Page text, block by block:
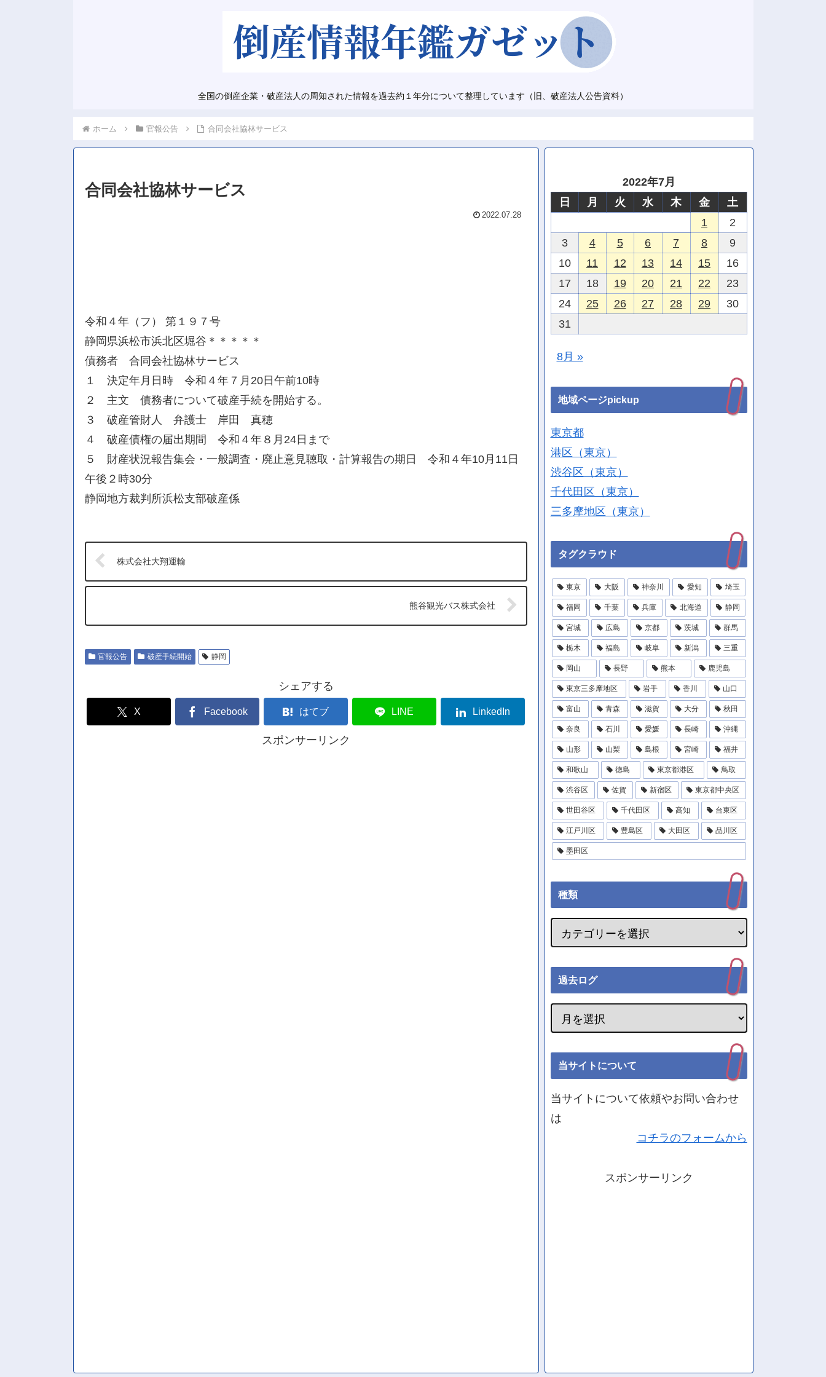
全国の倒産企業・破産法人の周知された情報を過去約１年分について整理しています（旧、破産法人公告資料）
ホーム 官報公告 合同会社協林サービス
合同会社協林サービス
2022.07.28
令和４年（フ） 第１９７号
静岡県浜松市浜北区堀谷＊＊＊＊＊
債務者 合同会社協林サービス
１ 決定年月日時 令和４年７月20日午前10時
２ 主文 債務者について破産手続を開始する。
３ 破産管財人 弁護士 岸田 真穂
４ 破産債権の届出期間 令和４年８月24日まで
５ 財産状況報告集会・一般調査・廃止意見聴取・計算報告の期日 令和４年10月11日
午後２時30分
静岡地方裁判所浜松支部破産係
株式会社大翔運輸
熊谷観光バス株式会社
官報公告 破産手続開始 静岡
シェアする
X Facebook はてブ LINE LinkedIn
スポンサーリンク
2022年7月
日
月 火 水 木 金
土
1
2
3
4 5 6 7 8
9
10
11 12 13 14 15
16
17
18 19 20 21 22
23
24
25 26 27 28 29
30
31
8月 »
地域ページpickup
東京都
港区（東京）
渋谷区（東京）
千代田区（東京）
三多摩地区（東京）
タグクラウド
東京 大阪 神奈川 愛知 埼玉
福岡 千葉 兵庫 北海道 静岡
宮城 広島 京都 茨城 群馬
栃木 福島 岐阜 新潟 三重
岡山 長野 熊本 鹿児島
東京三多摩地区 岩手 香川 山口
富山 青森 滋賀 大分 秋田
奈良 石川 愛媛 長崎 沖縄
山形 山梨 島根 宮崎 福井
和歌山 徳島 東京都港区 鳥取
渋谷区 佐賀 新宿区 東京都中央区
世田谷区 千代田区 高知 台東区
江戸川区 豊島区 大田区 品川区
墨田区
種類
過去ログ
当サイトについて
当サイトについて依頼やお問い合わせ
は
コチラのフォームから
スポンサーリンク